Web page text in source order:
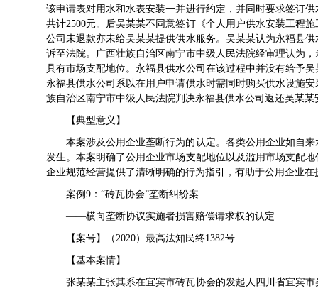
该申请表对用水和水表安装一并进行约定，并同时要求签订
共计2500元。后吴某某不同意签订《个人用户供水安装工程
公司未退款亦未给吴某某提供供水服务。吴某某认为永福县
诉至法院。广西壮族自治区南宁市中级人民法院经审理认为
具有市场支配地位。永福县供水公司在该过程中并没有给予
永福县供水公司系以在用户申请供水时需同时购买供水设施
族自治区南宁市中级人民法院判决永福县供水公司返还吴某
【典型意义】
本案涉及公用企业垄断行为的认定。各类公用企业如自
发生。本案明确了公用企业市场支配地位以及滥用市场支配
企业规范经营提供了清晰明确的行为指引，有助于公用企业
案例9：“砖瓦协会”垄断纠纷案
——横向垄断协议实施者损害赔偿请求权的认定
【案号】（2020）最高法知民终1382号
【基本案情】
张某某主张其系在宜宾市砖瓦协会的发起人四川省宜宾